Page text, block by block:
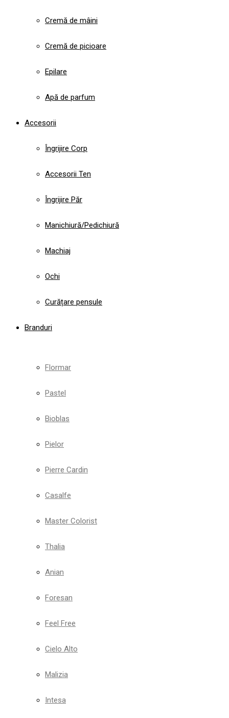
Cremă de mâini
Cremă de picioare
Epilare
Apă de parfum
Accesorii
Îngrijire Corp
Accesorii Ten
Îngrijire Păr
Manichiură/Pedichiură
Machiaj
Ochi
Curățare pensule
Branduri
Flormar
Pastel
Bioblas
Pielor
Pierre Cardin
Casalfe
Master Colorist
Thalia
Anian
Foresan
Feel Free
Cielo Alto
Malizia
Intesa